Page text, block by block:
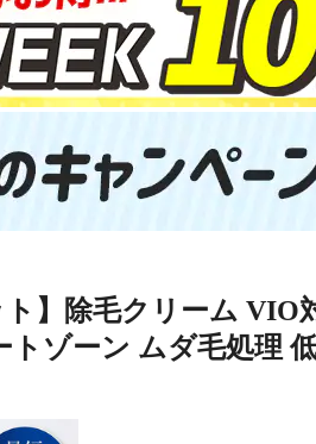
ト】除毛クリーム VIO
トゾーン ムダ毛処理